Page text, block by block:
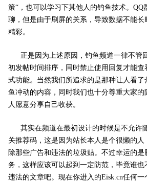
策“，也可以学习下其他人的钓鱼技术。QQ
聊，但是由于刷屏的关系，导致数据不能长
精彩。
正是因为上述原因，钓鱼频道一律不管
初发帖时间排序，同时禁止使用回复才能
式功能。当然我们所追求的是那种让人看了
鱼冲动的内容，同时我们也十分尊重大家
人愿意分享自己收获。
其实在频道在最初设计的时候是不允许
关推荐码，这是因为站长本人是个很懒的人
除那些广告和违法的垃圾贴。不过幸运的是
务，这样应该可以起到一定防范，毕竟谁也
违法的文章吧。现在你进入的Eisk.cn任何